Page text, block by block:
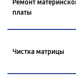
Ремонт
платы
Чистка матрицы